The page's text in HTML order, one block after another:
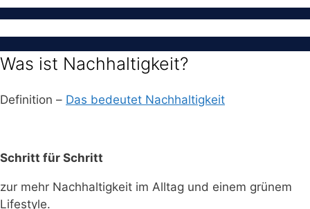
Was ist Nachhaltigkeit?
Definition – Das bedeutet Nachhaltigkeit
Schritt für Schritt
zur mehr Nachhaltigkeit im Alltag und einem grünem
Lifestyle.